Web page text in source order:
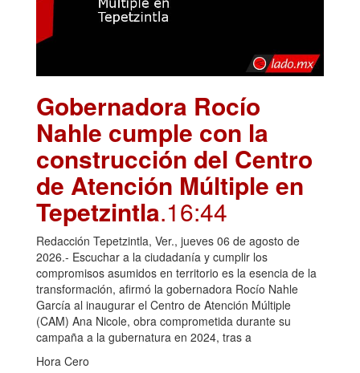
Gobernadora Rocío
Nahle cumple con la
construcción del Centro
de Atención Múltiple en
Tepetzintla.16:44
Redacción Tepetzintla, Ver., jueves 06 de agosto de
2026.- Escuchar a la ciudadanía y cumplir los
compromisos asumidos en territorio es la esencia de la
transformación, afirmó la gobernadora Rocío Nahle
García al inaugurar el Centro de Atención Múltiple
(CAM) Ana Nicole, obra comprometida durante su
campaña a la gubernatura en 2024, tras a
Hora Cero